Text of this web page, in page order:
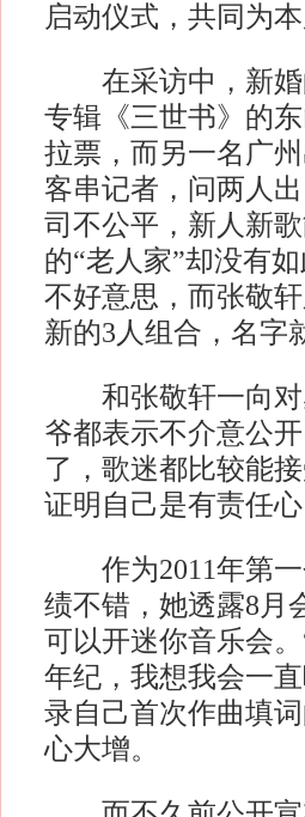
启动仪式，共同为
在采访中，新婚
专辑《三世书》的
拉票，而另一名广
客串记者，问两人
司不公平，新人新
的“老人家”却没有
不好意思，而张敬
新的3人组合，名字
和张敬轩一向对
爷都表示不介意公
了，歌迷都比较能
证明自己是有责任
作为2011年第一
绩不错，她透露8月
可以开迷你音乐会
年纪，我想我会一
录自己首次作曲填
心大增。